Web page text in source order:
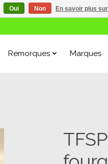
Remorques Marques
Oui Non En savoir plus